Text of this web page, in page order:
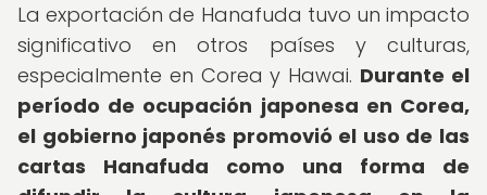
La exportación de Hanafuda tuvo un impacto
significativo en otros países y culturas,
especialmente en Corea y Hawai. Durante el
período de ocupación japonesa en Corea,
el gobierno japonés promovió el uso de las
cartas Hanafuda como una forma de